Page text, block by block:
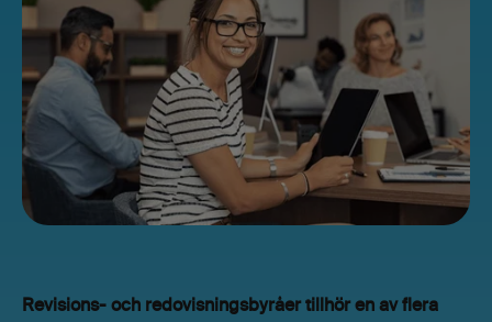
Revisions- och redovisningsbyråer tillhör en av flera